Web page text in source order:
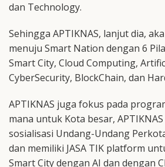
dan Technology.
Sehingga APTIKNAS, lanjut dia,
menuju Smart Nation dengan 6
Smart City, Cloud Computing,
CyberSecurity, BlockChain, dan
APTIKNAS juga fokus pada
mana untuk Kota besar,
sosialisasi Undang-Undang
dan memiliki JASA TIK platform
Smart City dengan AI dan dengan